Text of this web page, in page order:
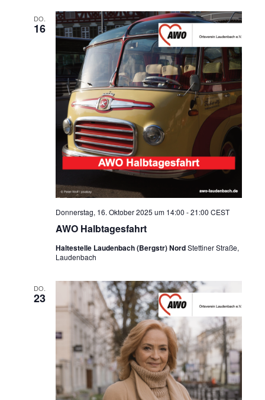
DO.
16
AWO Halbtagesfahrt
Donnerstag, 16. Oktober 2025 um 14:00 -21:00 CEST
Haltestelle Laudenbach (Bergstr) NordStettiner Straße,
Laudenbach
DO.
23